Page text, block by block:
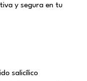
y segura en tu
salicílico